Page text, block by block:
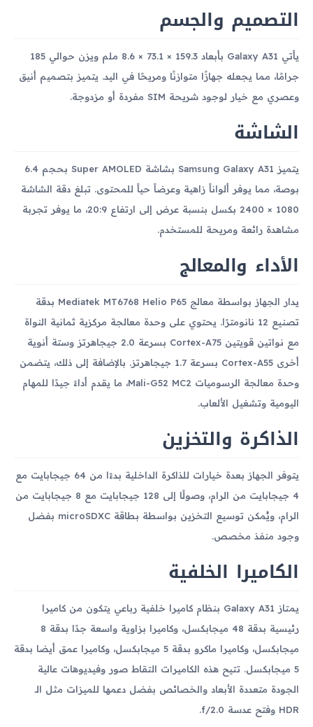
التصميم والجسم
يأتي Galaxy A31 بأبعاد 159.3 × 73.1 × 8.6 ملم ويزن حوالي 185
جرامًا، مما يجعله جهازًا متوازنًا ومريحًا في اليد. يتميز بتصميم أنيق
وعصري مع خيار لوجود شريحة SIM مفردة أو مزدوجة.
الشاشة
يتميز Samsung Galaxy A31 بشاشة Super AMOLED بحجم 6.4
بوصة، مما يوفر ألواناً زاهية وعرضاً حياً للمحتوى. تبلغ دقة الشاشة
1080 × 2400 بكسل بنسبة عرض إلى ارتفاع 20:9، ما يوفر تجربة
مشاهدة رائعة ومريحة للمستخدم.
الأداء والمعالج
يدار الجهاز بواسطة معالج Mediatek MT6768 Helio P65 بدقة
تصنيع 12 نانومترًا. يحتوي على وحدة معالجة مركزية ثمانية النواة
مع نواتين قويتين Cortex-A75 بسرعة 2.0 جيجاهرتز وستة أنوية
أخرى Cortex-A55 بسرعة 1.7 جيجاهرتز. بالإضافة إلى ذلك، يتضمن
وحدة معالجة الرسوميات Mali-G52 MC2، ما يقدم أداءً جيدًا للمهام
اليومية وتشغيل الألعاب.
الذاكرة والتخزين
يتوفر الجهاز بعدة خيارات للذاكرة الداخلية بدءًا من 64 جيجابايت مع
4 جيجابايت من الرام، وصولًا إلى 128 جيجابايت مع 8 جيجابايت من
الرام، ويُمكن توسيع التخزين بواسطة بطاقة microSDXC بفضل
وجود منفذ مخصص.
الكاميرا الخلفية
يمتاز Galaxy A31 بنظام كاميرا خلفية رباعي يتكون من كاميرا
رئيسية بدقة 48 ميجابكسل، وكاميرا بزاوية واسعة جدًا بدقة 8
ميجابكسل، وكاميرا ماكرو بدقة 5 ميجابكسل، وكاميرا عمق أيضا بدقة
5 ميجابكسل. تتيح هذه الكاميرات التقاط صور وفيديوهات عالية
الجودة متعددة الأبعاد والخصائص بفضل دعمها للميزات مثل الـ
HDR وفتح عدسة f/2.0.